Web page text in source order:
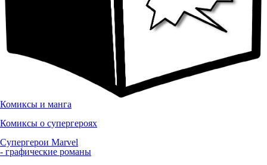
Комиксы и манга
Комиксы о супергероях
Супергерои Marvel
- графические романы